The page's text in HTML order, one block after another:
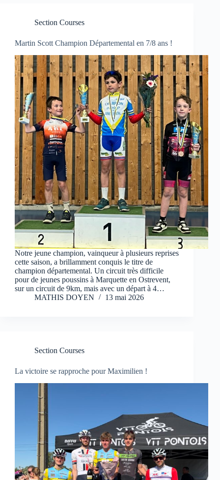
Section Courses
Martin Scott Champion Départemental en 7/8 ans !
Notre jeune champion, vainqueur à plusieurs reprises
cette saison, a brillamment conquis le titre de
champion départemental. Un circuit très difficile
pour de jeunes poussins à Marquette en Ostrevent,
sur un circuit de 9km, mais avec un départ à 4…
MATHIS DOYEN
13 mai 2026
Section Courses
La victoire se rapproche pour Maximilien !